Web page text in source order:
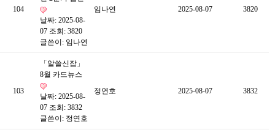
104
날짜: 2025-08-
07 조회: 3820
글쓴이: 임나연
임나연 2025-08-07 3820
103
「알쓸신잡」
8월 카드뉴스
날짜: 2025-08-
07 조회: 3832
글쓴이: 정연호
정연호 2025-08-07 3832